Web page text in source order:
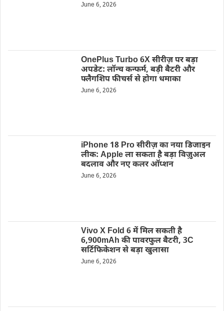
June 6, 2026
OnePlus Turbo 6X सीरीज़ पर बड़ा
अपडेट: लॉन्च कन्फर्म, बड़ी बैटरी और
फ्लैगशिप फीचर्स से होगा धमाका
June 6, 2026
iPhone 18 Pro सीरीज़ का नया डिजाइन
लीक: Apple ला सकता है बड़ा विज़ुअल
बदलाव और नए कलर ऑप्शन
June 6, 2026
Vivo X Fold 6 में मिल सकती है
6,900mAh की पावरफुल बैटरी, 3C
सर्टिफिकेशन से बड़ा खुलासा
June 6, 2026